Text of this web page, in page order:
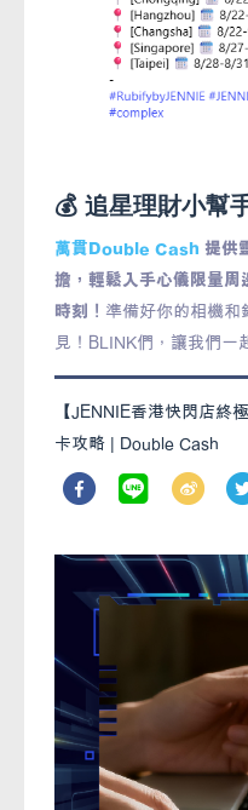
💰 追星理財小幫
萬貫Double Cash 提供
擔，輕鬆入手心儀限量
時刻！ 準備好你的相機和
見！BLINK們，讓我們一
【JENNIE香港快閃店終
卡攻略 | Double Cash